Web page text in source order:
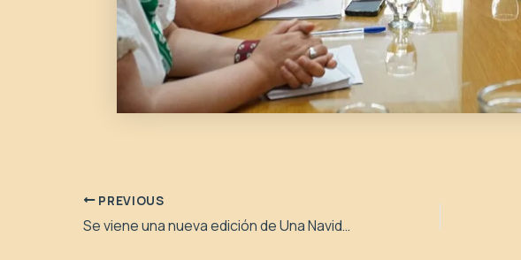
PREVIOUS
Se viene una nueva edición de Una Navidad Compartida